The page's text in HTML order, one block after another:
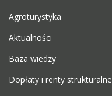
Agroturystyka
Aktualności
Baza wiedzy
Dopłaty i renty strukturalne